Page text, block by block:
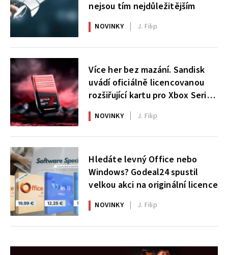
nejsou tím nejdůležitějším
NOVINKY J. Filip
Více her bez mazání. Sandisk
uvádí oficiálně licencovanou
rozšiřující kartu pro Xbox Series
X|S
NOVINKY J. Filip
Hledáte levný Office nebo
Windows? Godeal24 spustil
velkou akci na originální licence
NOVINKY J. Filip